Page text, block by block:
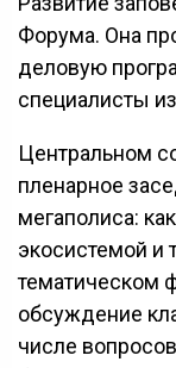
Форума. Она
деловую
специалисты
Центральном
пленарное
мегаполиса:
экосистемой и
тематическом
обсуждение
числе